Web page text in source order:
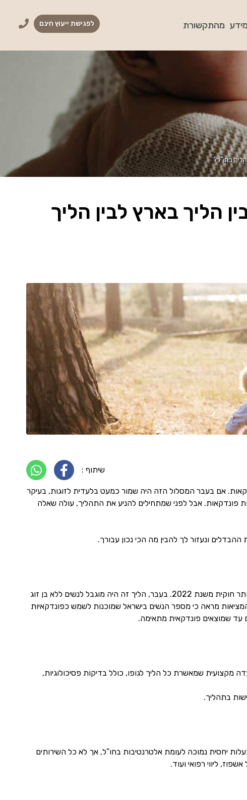
לפגישת ייעוץ חינם מהתקשורת
בחו”ל?
הליך בארץ לבין הליך
שיתוף :
אם בעבר המסלול הזה היה שמור כמעט בלעדית לזוגות, בעיקר
פונדקאות. אבל לפני שמתחילים להניע את התהליך, עולה שאלה
ונעזור לך להבין מה הכי נכון עבורך.
פונדקאות בישראל לגבר יחיד היא הליך המאפשר לגברים יחידניים להגשים הורות, והוא מותר חוקית משנת 2022. בעבר, הליך זה היה מוגבל לנשים ללא בן זוג
מראה כי מספר הנשים בישראל שמוכנות לשמש כפונדקאיות
עד שמוצאים פונדקאית מתאימה.
מקצועית שמאשרת כל הליך לגופו, כולל בדיקות פסיכולוגיות,
בתהליך.
עד 350,000 ש”ח. מדובר בעלות יחסית נמוכה לעומת אלטרנטיבות בחו”ל, אך לא כל השירותים
ליווי רפואי ועוד.